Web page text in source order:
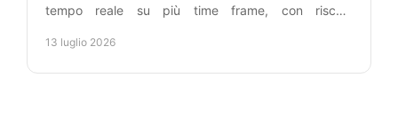
tempo reale su più time frame, con rischio
lavora.
13 luglio 2026